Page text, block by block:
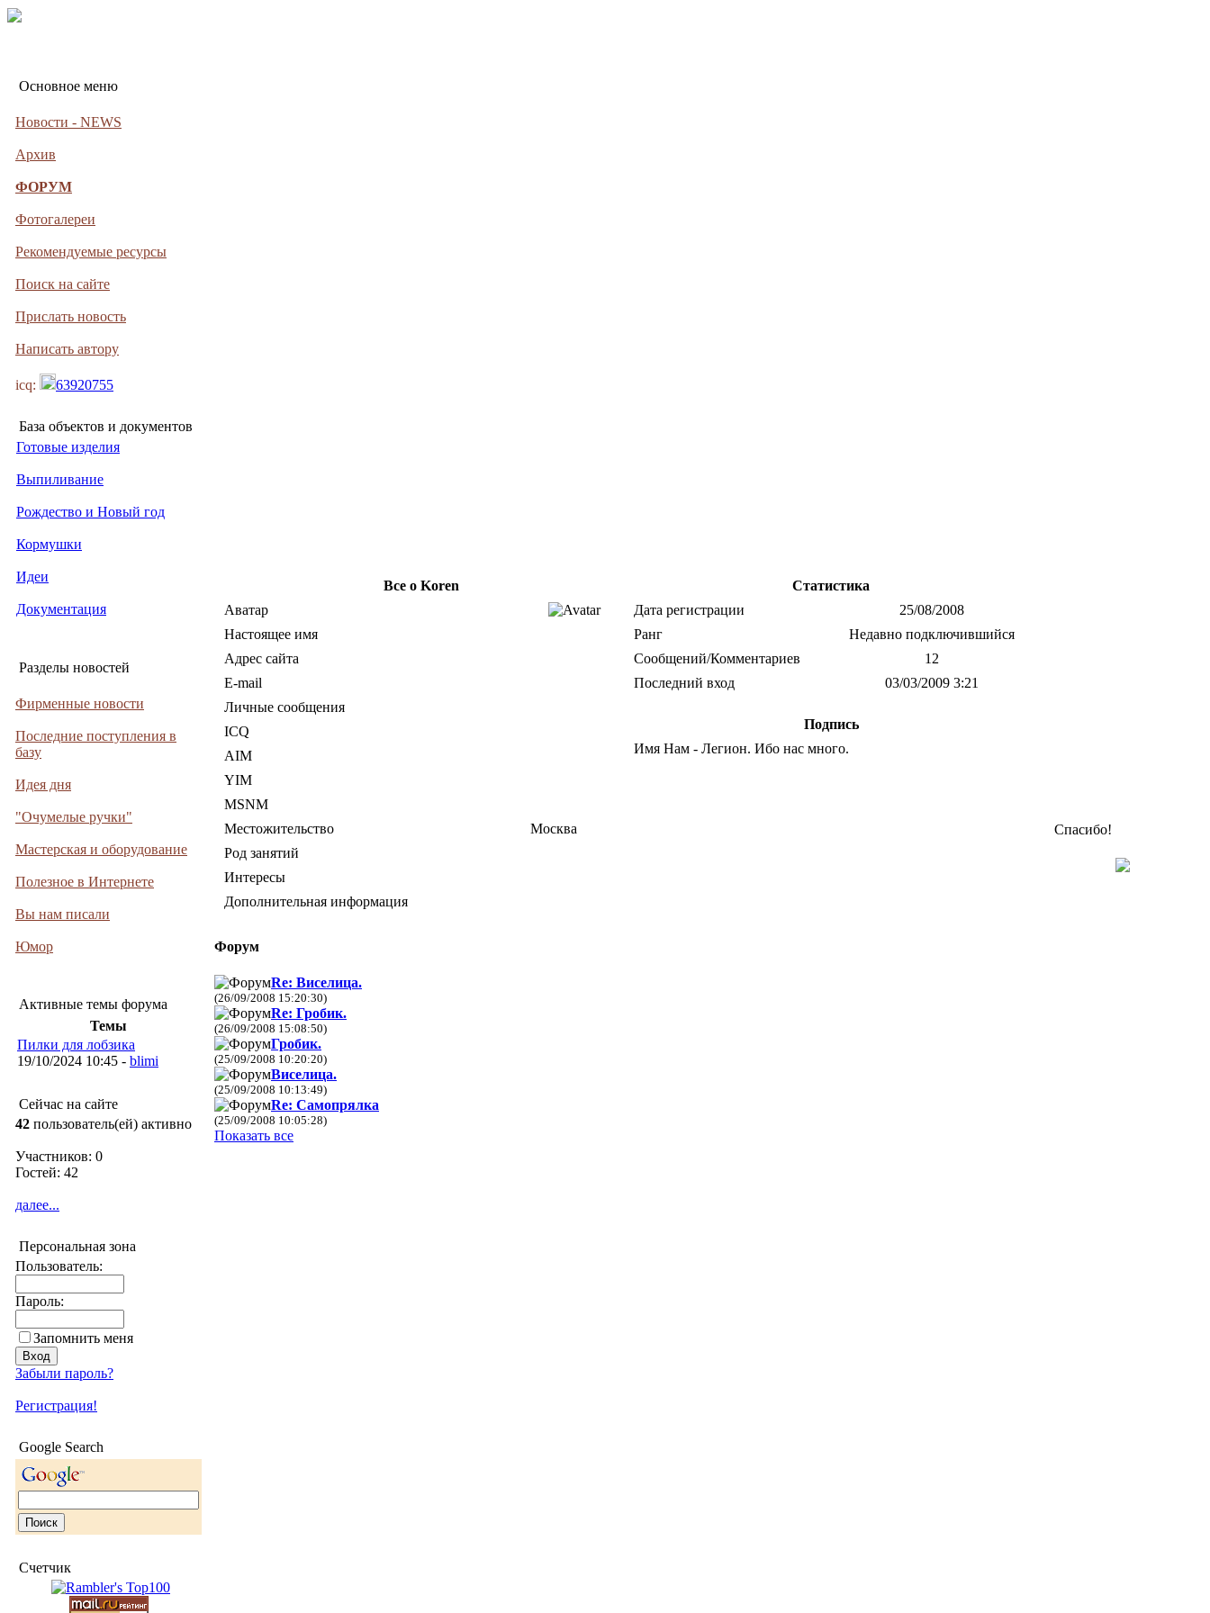
Основное меню
Новости - NEWS
Архив
ФОРУМ
Фотогалереи
Рекомендуемые ресурсы
Поиск на сайте
Прислать новость
Написать автору
icq: 63920755
База объектов и документов
Готовые изделия
Выпиливание
Рождество и Новый год
Кормушки
Идеи
Документация
Разделы новостей
Фирменные новости
Последние поступления в
базу
Идея дня
"Очумелые ручки"
Мастерская и оборудование
Полезное в Интернете
Вы нам писали
Юмор
Активные темы форума
Темы
Пилки для лобзика
19/10/2024 10:45 - blimi
Сейчас на сайте
42 пользователь(ей) активно
Участников: 0
Гостей: 42
далее...
Персональная зона
Пользователь:
Пароль:
Запомнить меня
Забыли пароль?
Регистрация!
Google Search
Счетчик
Все о Koren
Аватар
Настоящее имя
Адрес сайта
E-mail
Личные сообщения
ICQ
AIM
YIM
MSNM
Местожительство
Москва
Род занятий
Интересы
Дополнительная информация
Статистика
Дата регистрации
25/08/2008
Ранг
Недавно подключившийся
Сообщений/Комментариев
12
Последний вход
03/03/2009 3:21
Подпись
Имя Нам - Легион. Ибо нас много.
Форум
Re: Виселица.
(26/09/2008 15:20:30)
Re: Гробик.
(26/09/2008 15:08:50)
Гробик.
(25/09/2008 10:20:20)
Виселица.
(25/09/2008 10:13:49)
Re: Самопрялка
(25/09/2008 10:05:28)
Показать все
Спасибо!